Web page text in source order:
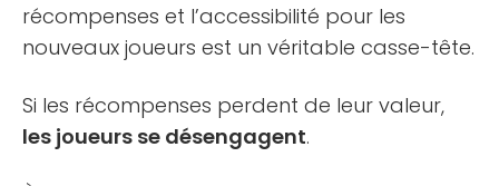
récompenses et l’accessibilité pour les
nouveaux joueurs est un véritable casse-tête.
Si les récompenses perdent de leur valeur,
les joueurs se désengagent.